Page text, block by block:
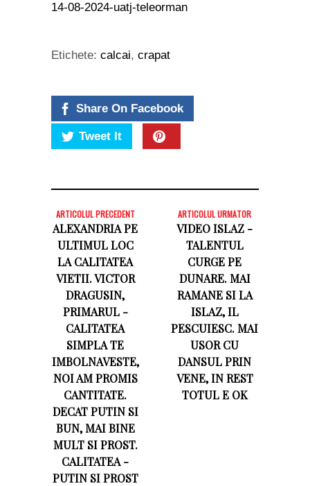
14-08-2024-uatj-teleorman
Etichete: calcai, crapat
Share On Facebook
Tweet It
ARTICOLUL PRECEDENT
ALEXANDRIA PE
ULTIMUL LOC
LA CALITATEA
VIETII. VICTOR
DRAGUSIN,
PRIMARUL -
CALITATEA
SIMPLA TE
IMBOLNAVESTE,
NOI AM PROMIS
CANTITATE.
DECAT PUTIN SI
BUN, MAI BINE
MULT SI PROST.
CALITATEA -
PUTIN SI PROST
ARTICOLUL URMATOR
VIDEO ISLAZ -
TALENTUL
CURGE PE
DUNARE. MAI
RAMANE SI LA
ISLAZ, IL
PESCUIESC. MAI
USOR CU
DANSUL PRIN
VENE, IN REST
TOTUL E OK